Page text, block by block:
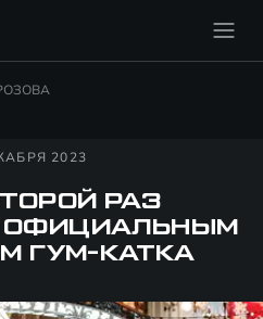
2023
РАЗ
ОФИЦИАЛЬНЫМ
ГУМ-КАТКА